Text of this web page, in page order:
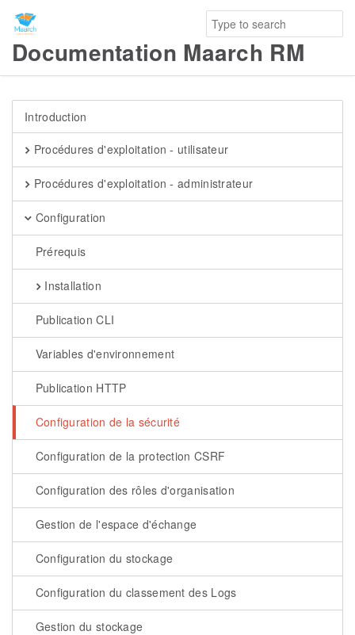
Documentation Maarch RM
Introduction
Procédures d'exploitation - utilisateur
Procédures d'exploitation - administrateur
Configuration
Prérequis
Installation
Publication CLI
Variables d'environnement
Publication HTTP
Configuration de la sécurité
Configuration de la protection CSRF
Configuration des rôles d'organisation
Gestion de l'espace d'échange
Configuration du stockage
Configuration du classement des Logs
Gestion du stockage